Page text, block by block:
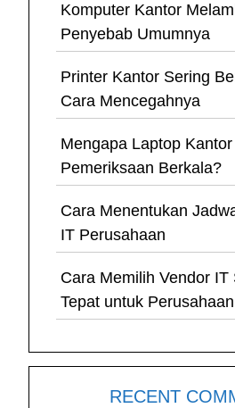
Komputer Kantor
Penyebab Umumnya
Printer Kantor Sering
Cara Mencegahnya
Mengapa Laptop
Pemeriksaan Berkala?
Cara Menentukan
IT Perusahaan
Cara Memilih Vendor IT
Tepat untuk Perusahaan
RECENT